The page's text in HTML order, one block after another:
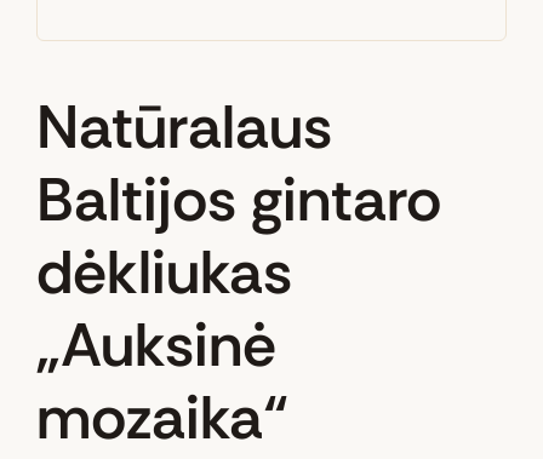
Natūralaus
Baltijos gintaro
dėkliukas
„Auksinė
mozaika“